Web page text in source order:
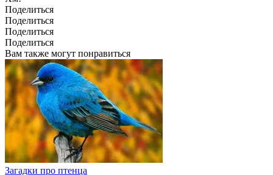
Поделиться
Поделиться
Поделиться
Поделиться
Вам также могут понравиться
Загадки про птенца